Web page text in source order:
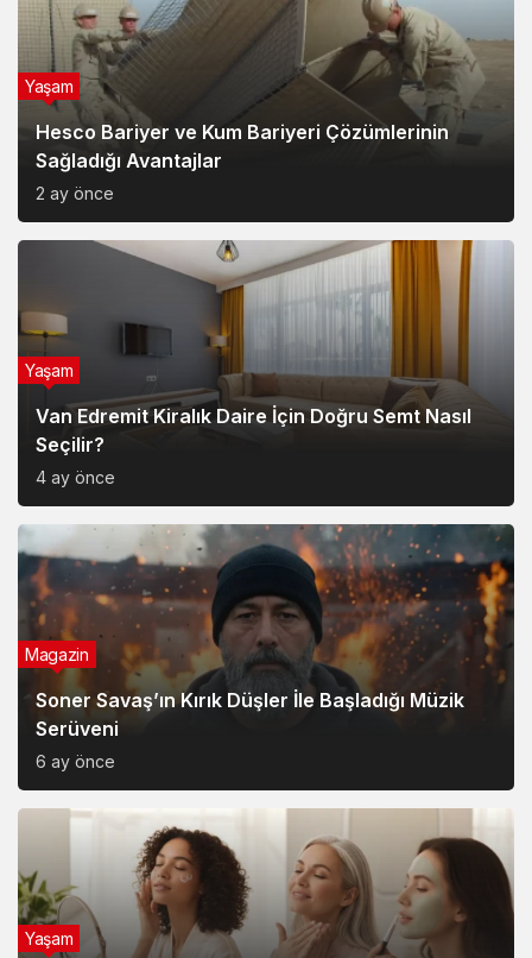
Hesco Bariyer ve Kum Bariyeri Çözümlerinin
Sağladığı Avantajlar
2 ay önce
Yaşam
Van Edremit Kiralık Daire İçin Doğru Semt Nasıl
Seçilir?
4 ay önce
Yaşam
Soner Savaş’ın Kırık Düşler İle Başladığı Müzik
Serüveni
6 ay önce
Magazin
Yaşam